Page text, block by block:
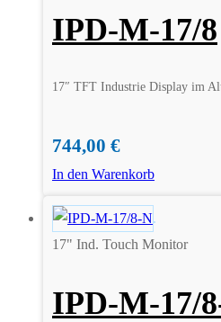
IPD-M-17/8
17″ TFT Industrie Display im
744,00 €
In den Warenkorb
17" Ind. Touch Monitor
IPD-M-17/